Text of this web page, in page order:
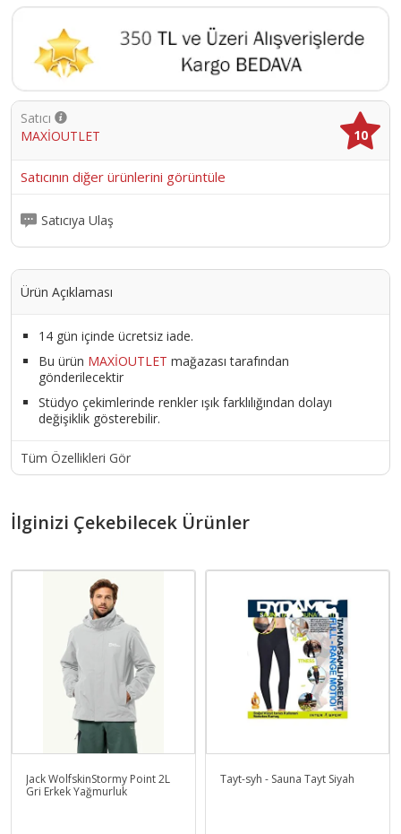
Satıcı
MAXİOUTLET
10
Satıcının diğer ürünlerini görüntüle
Satıcıya Ulaş
Ürün Açıklaması
14 gün içinde ücretsiz iade.
Bu ürün MAXİOUTLET mağazası tarafından
gönderilecektir
Stüdyo çekimlerinde renkler ışık farklılığından dolayı
değişiklik gösterebilir.
Tüm Özellikleri Gör
İlginizi Çekebilecek Ürünler
Jack WolfskinStormy Point 2L
Gri Erkek Yağmurluk
Tayt-syh - Sauna Tayt Siyah